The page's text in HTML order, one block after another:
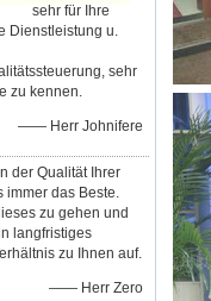
sehr für Ihre
Dienstleistung u.
sehr
zu kennen.
—— Herr Johnifere
der Qualität Ihrer
immer das Beste.
zu gehen und
langfristiges
zu Ihnen auf.
—— Herr Zero